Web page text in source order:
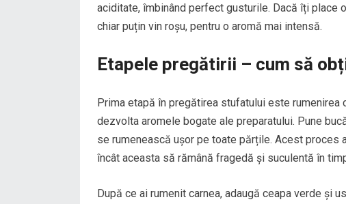
aciditate, îmbinând perfect gusturile. Dacă îți place
chiar puțin vin roșu, pentru o aromă mai intensă.
Etapele pregătirii – cum să
Prima etapă în pregătirea stufatului este
dezvolta aromele bogate ale preparatului. Pune
se rumenească ușor pe toate părțile. Acest
încât aceasta să rămână fragedă și suculentă în
După ce ai rumenit carnea, adaugă ceapa verde și